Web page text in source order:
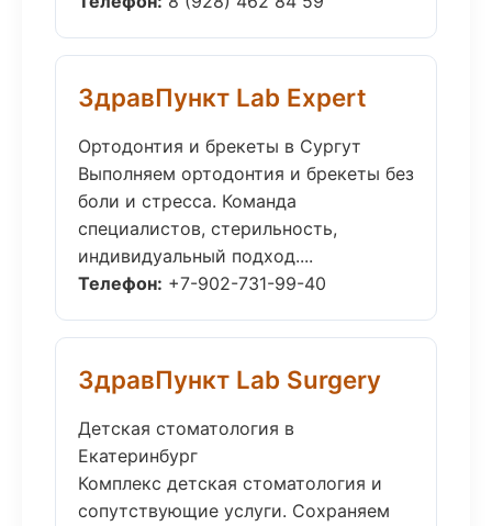
ЗдравПункт Lab Expert
Ортодонтия и брекеты в Сургут
Выполняем ортодонтия и брекеты без
боли и стресса. Команда
специалистов, стерильность,
индивидуальный подход....
Телефон: +7-902-731-99-40
ЗдравПункт Lab Surgery
Детская стоматология в
Екатеринбург
Комплекс детская стоматология и
сопутствующие услуги. Сохраняем